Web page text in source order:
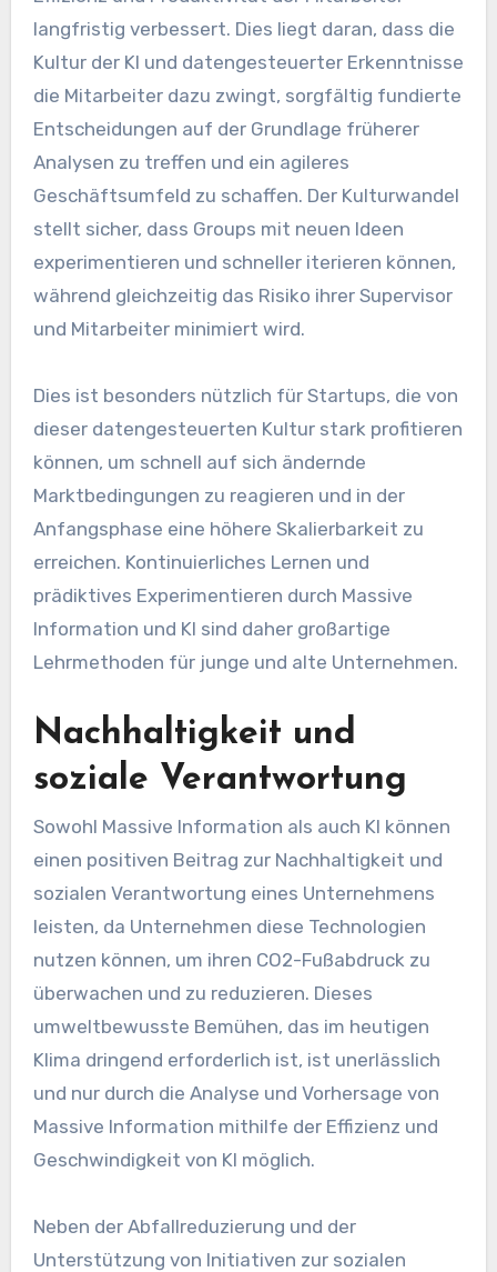
langfristig verbessert. Dies liegt daran, dass die
Kultur der KI und datengesteuerter Erkenntnisse
die Mitarbeiter dazu zwingt, sorgfältig fundierte
Entscheidungen auf der Grundlage früherer
Analysen zu treffen und ein agileres
Geschäftsumfeld zu schaffen. Der Kulturwandel
stellt sicher, dass Groups mit neuen Ideen
experimentieren und schneller iterieren können,
während gleichzeitig das Risiko ihrer Supervisor
und Mitarbeiter minimiert wird.
Dies ist besonders nützlich für Startups, die von
dieser datengesteuerten Kultur stark profitieren
können, um schnell auf sich ändernde
Marktbedingungen zu reagieren und in der
Anfangsphase eine höhere Skalierbarkeit zu
erreichen. Kontinuierliches Lernen und
prädiktives Experimentieren durch Massive
Information und KI sind daher großartige
Lehrmethoden für junge und alte Unternehmen.
Nachhaltigkeit und
soziale Verantwortung
Sowohl Massive Information als auch KI können
einen positiven Beitrag zur Nachhaltigkeit und
sozialen Verantwortung eines Unternehmens
leisten, da Unternehmen diese Technologien
nutzen können, um ihren CO2-Fußabdruck zu
überwachen und zu reduzieren. Dieses
umweltbewusste Bemühen, das im heutigen
Klima dringend erforderlich ist, ist unerlässlich
und nur durch die Analyse und Vorhersage von
Massive Information mithilfe der Effizienz und
Geschwindigkeit von KI möglich.
Neben der Abfallreduzierung und der
Unterstützung von Initiativen zur sozialen